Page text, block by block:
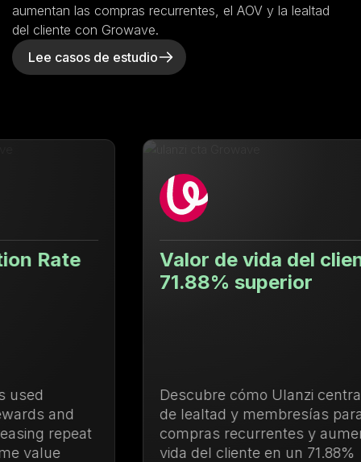
aumentan las compras recurrentes, el AOV y la lealtad
del cliente con Growave.
Lee casos de estudio
Valor de vida del cliente un
71.88% superior
Descubre cómo Ulanzi centralizó la gestión
de lealtad y membresías para impulsar las
compras recurrentes y aumentar el valor de
vida del cliente en un 71.88%